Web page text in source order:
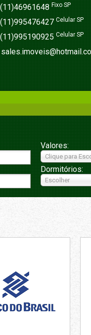
(11)46961648 Fixo SP
(11)995476427 Celular SP
(11)995190925 Celular SP
Valores:
Clique para
Dormitórios:
Escolher